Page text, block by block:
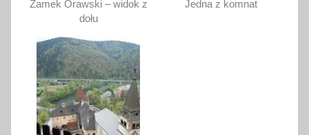
Zamek Orawski – widok z
dołu
Jedna z komnat